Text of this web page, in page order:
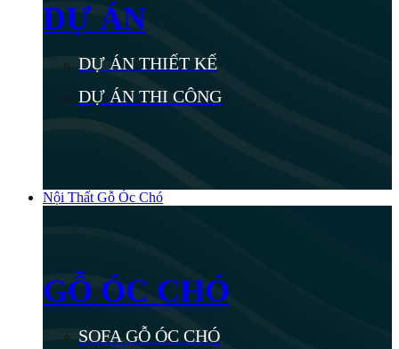
DỰ ÁN
DỰ ÁN THIẾT KẾ
DỰ ÁN THI CÔNG
Nội Thất Gỗ Óc Chó
GỖ ÓC CHÓ
SOFA GỖ ÓC CHÓ